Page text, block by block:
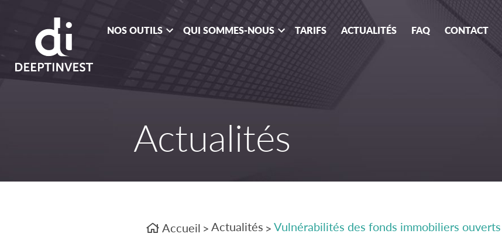
NOS OUTILS QUI SOMMES-NOUS TARIFS ACTUALITÉS FAQ CONTACT
Actualités
Accueil > Actualités > Vulnérabilités des fonds immobiliers